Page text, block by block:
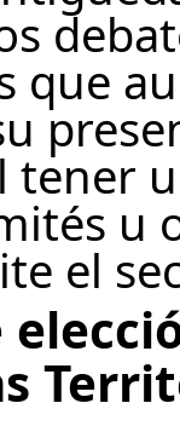
que
tener
u
el